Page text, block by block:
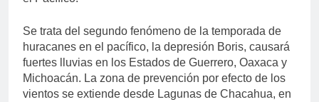
Se trata del segundo fenómeno de la temporada de
huracanes en el pacífico, la depresión Boris, causará
fuertes lluvias en los Estados de Guerrero, Oaxaca y
Michoacán. La zona de prevención por efecto de los
vientos se extiende desde Lagunas de Chacahua, en